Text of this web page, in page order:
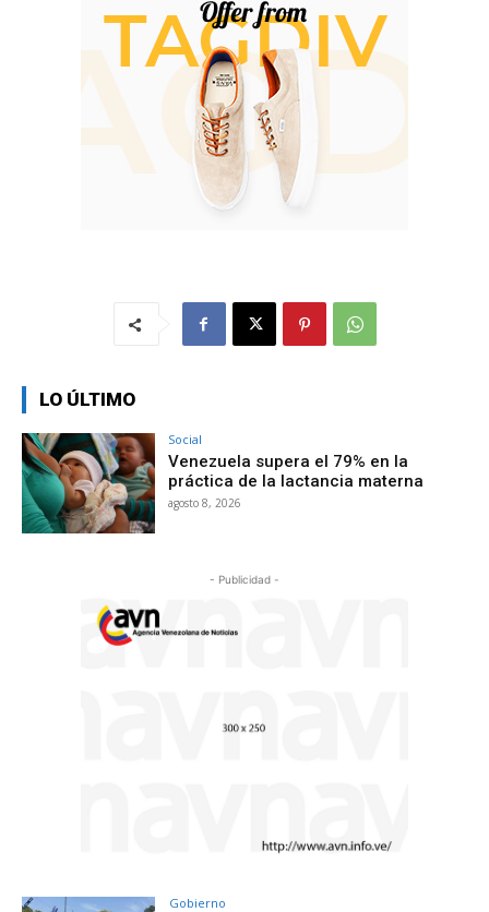
LO ÚLTIMO
Social
Venezuela supera el 79% en la
práctica de la lactancia materna
agosto 8, 2026
- Publicidad -
Gobierno